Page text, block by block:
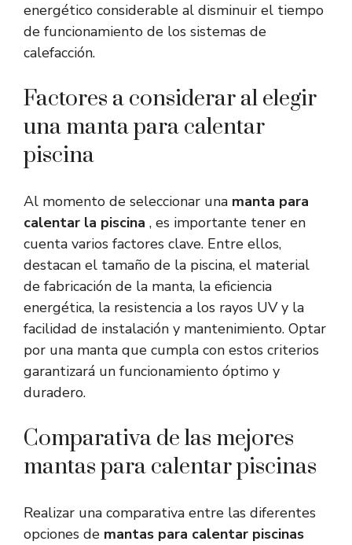
energético considerable al disminuir el tiempo
de funcionamiento de los sistemas de
calefacción.
Factores a considerar al elegir
una manta para calentar
piscina
Al momento de seleccionar una manta para
calentar la piscina , es importante tener en
cuenta varios factores clave. Entre ellos,
destacan el tamaño de la piscina, el material
de fabricación de la manta, la eficiencia
energética, la resistencia a los rayos UV y la
facilidad de instalación y mantenimiento. Optar
por una manta que cumpla con estos criterios
garantizará un funcionamiento óptimo y
duradero.
Comparativa de las mejores
mantas para calentar piscinas
Realizar una comparativa entre las diferentes
opciones de mantas para calentar piscinas